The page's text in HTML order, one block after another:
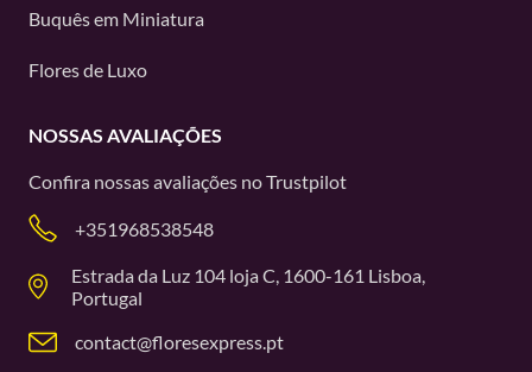
Buquês em Miniatura
Flores de Luxo
NOSSAS AVALIAÇÕES
Confira nossas avaliações noTrustpilot
+351968538548
Estrada da Luz 104 loja C, 1600-161 Lisboa,
Portugal
contact@floresexpress.pt